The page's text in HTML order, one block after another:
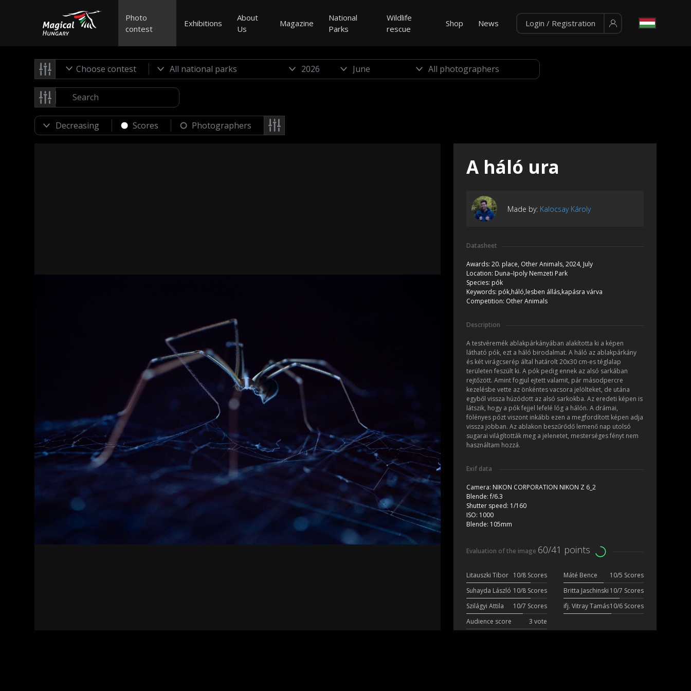
Photo
contest
Exhibitions
About
Us
Magazine
National
Parks
Wildlife
rescue
Shop News Login / Registration
Choose contest
Scores Photographers
A háló ura
Made by: Kalocsay Károly
Datasheet
Awards: 20. place, Other Animals, 2024, July
Location: Duna–Ipoly Nemzeti Park
Species: pók
Keywords: pók,háló,lesben állás,kapásra várva
Competition: Other Animals
Description
A testvéremék ablakpárkányában alakította ki a képen
látható pók, ezt a háló birodalmat. A háló az ablakpárkány
és két virágcserép által határolt 20x30 cm-es téglalap
területen feszült ki. A pók pedig ennek az alsó sarkában
rejtőzött. Amint fogjul ejtett valamit, pár másodpercre
kezelésbe vette az önkéntes vacsora jelölteket, de utána
egyből vissza húzódott az alsó sarkokba. Az eredeti képen is
látszik, hogy a pók fejjel lefelé lóg a hálón. A drámai,
fölényes pózt viszont inkább ezen a megfordított képen adja
vissza jobban. Az ablakon beszűrődő lemenő nap utolsó
sugarai világították meg a jelenetet, mesterséges fényt nem
használtam hozzá.
Exif data
Camera: NIKON CORPORATION NIKON Z 6_2
Blende:f/6.3
Shutter speed: 1/160
ISO: 1000
Blende: 105mm
Evaluation of the image 60/41 points
Litauszki Tibor 10/8 Scores Máté Bence
10/5 Scores
Suhayda László 10/8 Scores Britta Jaschinski 10/7 Scores
Szilágyi Attila
10/7 Scores ifj. Vitray Tamás10/6 Scores
Audience score
3 vote